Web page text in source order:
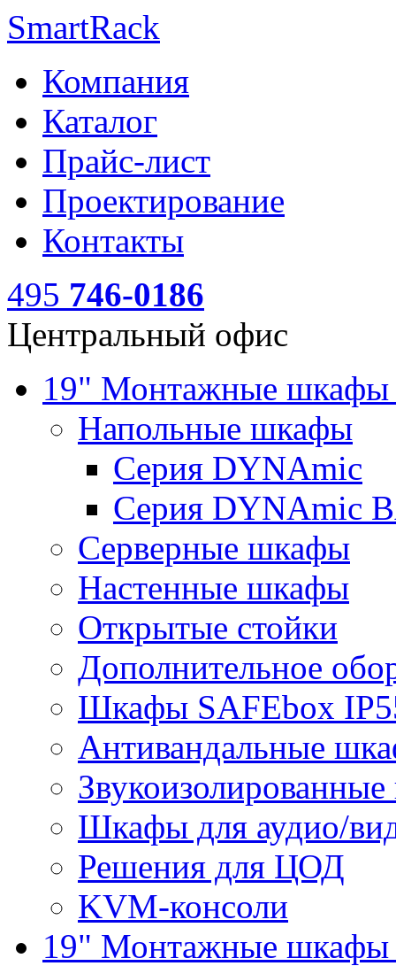
SmartRack
Компания
Каталог
Прайс-лист
Проектирование
Контакты
495 746-0186
Центральный офис
19" Монтажные
Напольные шкафы
Серия DYNAmic
Серия DYNAmic
Серверные шкафы
Настенные шкафы
Открытые стойки
Дополнительное
Шкафы SAFEbox
Антивандальные
Шкафы для аудио/
Решения для ЦОД
KVM-консоли
19" Монтажные шкафы